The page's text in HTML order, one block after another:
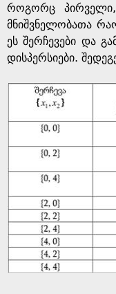
როგორც
მნიშვნელობათა
ეს შერჩევები და
დისპერსიები.